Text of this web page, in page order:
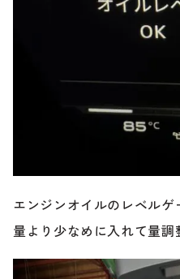
エンジンオイルのレベル
量より少なめに入れて量調